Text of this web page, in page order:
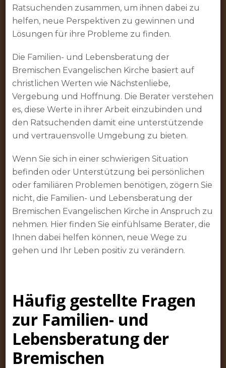
Ratsuchenden zusammen, um ihnen dabei zu
helfen, neue Perspektiven zu gewinnen und
Lösungen für ihre Probleme zu finden.
Die Familien- und Lebensberatung der
Bremischen Evangelischen Kirche basiert auf
christlichen Werten wie Nächstenliebe,
Vergebung und Hoffnung. Die Berater verstehen
es, diese Werte in ihrer Arbeit einzubinden und
den Ratsuchenden damit eine unterstützende
und vertrauensvolle Umgebung zu bieten.
Wenn Sie sich in einer schwierigen Situation
befinden oder Unterstützung bei persönlichen
oder familiären Problemen benötigen, zögern Sie
nicht, die Familien- und Lebensberatung der
Bremischen Evangelischen Kirche in Anspruch zu
nehmen. Hier finden Sie einfühlsame Berater, die
Ihnen dabei helfen können, neue Wege zu
gehen und Ihr Leben positiv zu verändern.
Häufig gestellte Fragen
zur Familien- und
Lebensberatung der
Bremischen